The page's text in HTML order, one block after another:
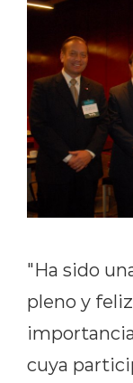
"Ha sido
pleno y
cuya